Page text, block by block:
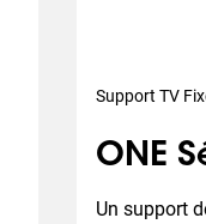
Support TV
ONE
Un support